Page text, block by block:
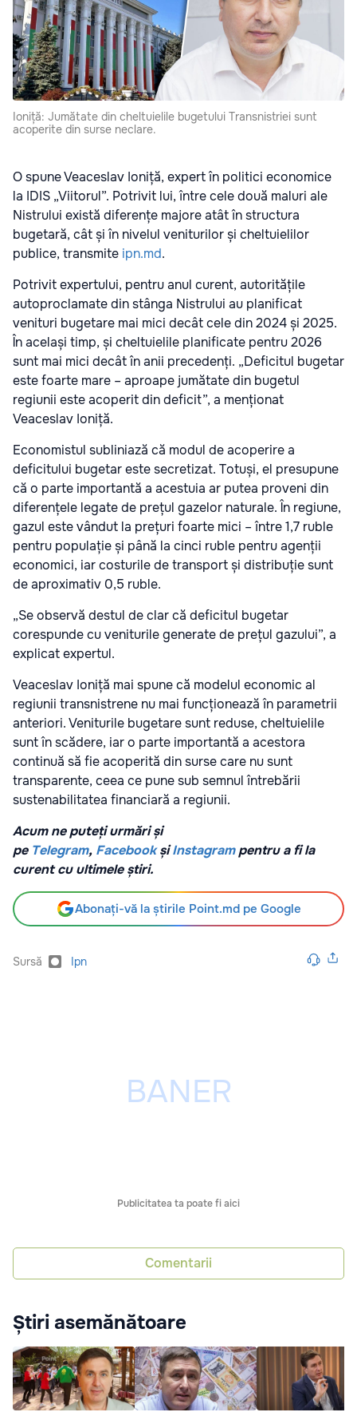
Ioniță: Jumătate din cheltuielile bugetului Transnistriei sunt
acoperite din surse neclare.
O spune Veaceslav Ioniță, expert în politici economice
la IDIS „Viitorul”. Potrivit lui, între cele două maluri ale
Nistrului există diferențe majore atât în structura
bugetară, cât și în nivelul veniturilor și cheltuielilor
publice, transmite ipn.md.
Potrivit expertului, pentru anul curent, autoritățile
autoproclamate din stânga Nistrului au planificat
venituri bugetare mai mici decât cele din 2024 și 2025.
În același timp, și cheltuielile planificate pentru 2026
sunt mai mici decât în anii precedenți. „Deficitul bugetar
este foarte mare – aproape jumătate din bugetul
regiunii este acoperit din deficit”, a menționat
Veaceslav Ioniță.
Economistul subliniază că modul de acoperire a
deficitului bugetar este secretizat. Totuși, el presupune
că o parte importantă a acestuia ar putea proveni din
diferențele legate de prețul gazelor naturale. În regiune,
gazul este vândut la prețuri foarte mici – între 1,7 ruble
pentru populație și până la cinci ruble pentru agenții
economici, iar costurile de transport și distribuție sunt
de aproximativ 0,5 ruble.
„Se observă destul de clar că deficitul bugetar
corespunde cu veniturile generate de prețul gazului”, a
explicat expertul.
Veaceslav Ioniță mai spune că modelul economic al
regiunii transnistrene nu mai funcționează în parametrii
anteriori. Veniturile bugetare sunt reduse, cheltuielile
sunt în scădere, iar o parte importantă a acestora
continuă să fie acoperită din surse care nu sunt
transparente, ceea ce pune sub semnul întrebării
sustenabilitatea financiară a regiunii.
Acum ne puteți urmări și
pe Telegram, Facebook șiInstagrampentru a fi la
curent cu ultimele știri.
Abonați-vă la știrile Point.md pe Google
Sursă Ipn
Publicitatea ta poate fi aici
Comentarii
Știri asemănătoare